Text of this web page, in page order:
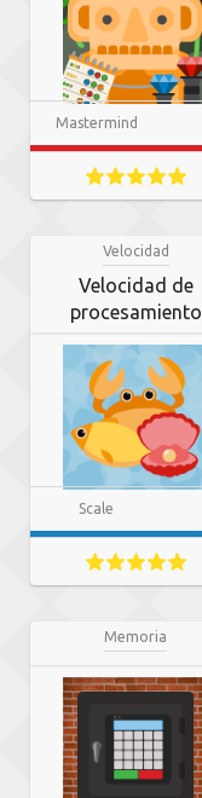
Mastermind
Velocidad
Velocidad de
procesamiento
Scale
Memoria